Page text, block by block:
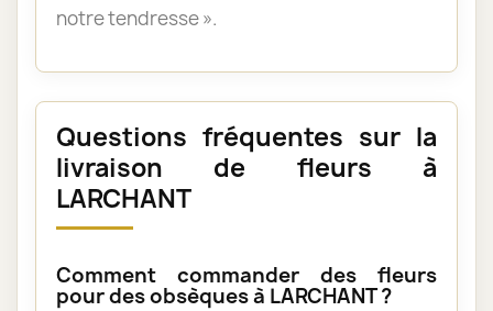
notre tendresse ».
Questions fréquentes sur la
livraison de fleurs à
LARCHANT
Comment commander des fleurs
pour des obsèques à LARCHANT ?